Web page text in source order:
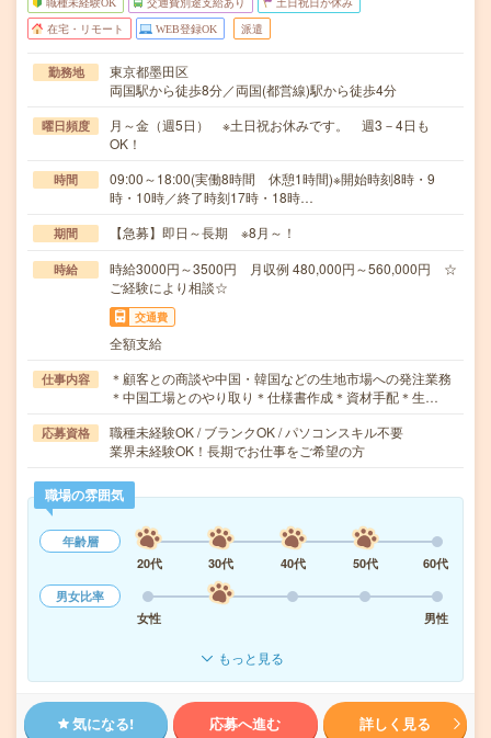
職種未経験OK 交通費別途支給あり 土日祝日が休み
在宅・リモート WEB登録OK 派遣
勤務地
東京都墨田区
両国駅から徒歩8分／両国(都営線)駅から徒歩4分
曜日頻度
月～金（週5日） ※土日祝お休みです。 週3－4日も
OK！
時間
09:00～18:00(実働8時間 休憩1時間)※開始時刻8時・9
時・10時／終了時刻17時・18時…
期間 【急募】即日～長期 ※8月～！
時給
時給3000円～3500円 月収例 480,000円～560,000円 ☆
ご経験により相談☆
交通費
全額支給
仕事内容
＊顧客との商談や中国・韓国などの生地市場への発注業務
＊中国工場とのやり取り＊仕様書作成＊資材手配＊生…
応募資格
職種未経験OK / ブランクOK / パソコンスキル不要
業界未経験OK！長期でお仕事をご希望の方
職場の雰囲気
年齢層
20代
30代 40代 50代
60代
男女比率
女性
男性
もっと見る
気になる! 応募へ進む 詳しく見る